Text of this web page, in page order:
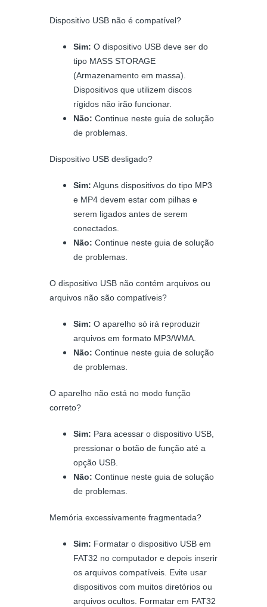
Dispositivo USB não é compatível?
Sim: O dispositivo USB deve ser do
tipo MASS STORAGE
(Armazenamento em massa).
Dispositivos que utilizem discos
rígidos não irão funcionar.
Não: Continue neste guia de solução
de problemas.
Dispositivo USB desligado?
Sim: Alguns dispositivos do tipo MP3
e MP4 devem estar com pilhas e
serem ligados antes de serem
conectados.
Não: Continue neste guia de solução
de problemas.
O dispositivo USB não contém arquivos ou
arquivos não são compatíveis?
Sim: O aparelho só irá reproduzir
arquivos em formato MP3/WMA.
Não: Continue neste guia de solução
de problemas.
O aparelho não está no modo função
correto?
Sim: Para acessar o dispositivo USB,
pressionar o botão de função até a
opção USB.
Não: Continue neste guia de solução
de problemas.
Memória excessivamente fragmentada?
Sim: Formatar o dispositivo USB em
FAT32 no computador e depois inserir
os arquivos compatíveis. Evite usar
dispositivos com muitos diretórios ou
arquivos ocultos. Formatar em FAT32